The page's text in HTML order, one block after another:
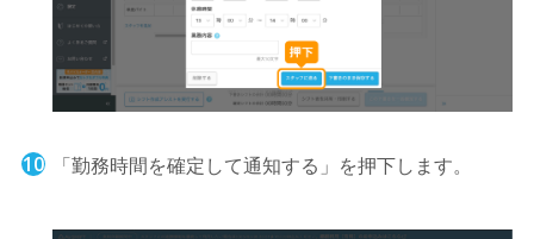
「勤務時間を確定して通知する」を押下します。